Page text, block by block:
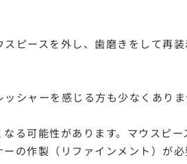
ピースを外し、歯磨きをして再
シャーを感じる方も少なくありま
る可能性があります。マウスピ
の作製（リファインメント）が